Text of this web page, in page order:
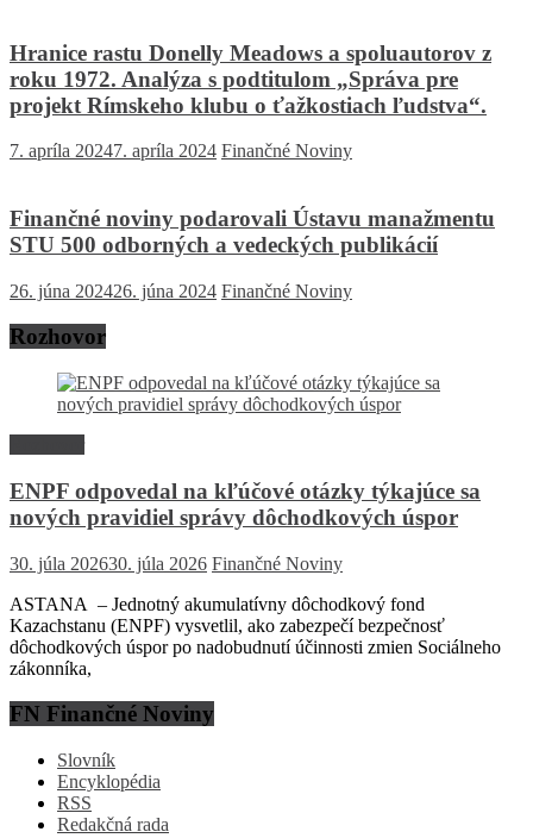
Hranice rastu Donelly Meadows a spoluautorov z
roku 1972. Analýza s podtitulom „Správa pre
projekt Rímskeho klubu o ťažkostiach ľudstva“.
7. apríla 20247. apríla 2024 Finančné Noviny
Finančné noviny podarovali Ústavu manažmentu
STU 500 odborných a vedeckých publikácií
26. júna 202426. júna 2024 Finančné Noviny
Rozhovor
ENPF odpovedal na kľúčové otázky týkajúce sa
nových pravidiel správy dôchodkových úspor
30. júla 202630. júla 2026 Finančné Noviny
ASTANA – Jednotný akumulatívny dôchodkový fond
Kazachstanu (ENPF) vysvetlil, ako zabezpečí bezpečnosť
dôchodkových úspor po nadobudnutí účinnosti zmien Sociálneho
zákonníka,
FN Finančné Noviny
Slovník
Encyklopédia
RSS
Redakčná rada